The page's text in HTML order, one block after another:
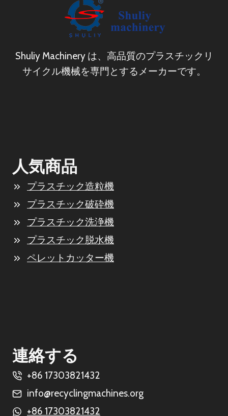
Shuliy Machinery は、高品質のプラスチックリ
サイクル機械を専門とするメーカーです。
人気商品
プラスチック造粒機
プラスチック破砕機
プラスチック洗浄機
プラスチック脱水機
ペレットカッター機
連絡する
+86 17303821432
info@recyclingmachines.org
+86 17303821432